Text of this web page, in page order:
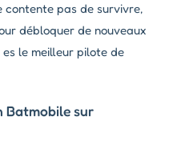
contente pas de survivre,
débloquer de nouveaux
le meilleur pilote de
Batmobile sur